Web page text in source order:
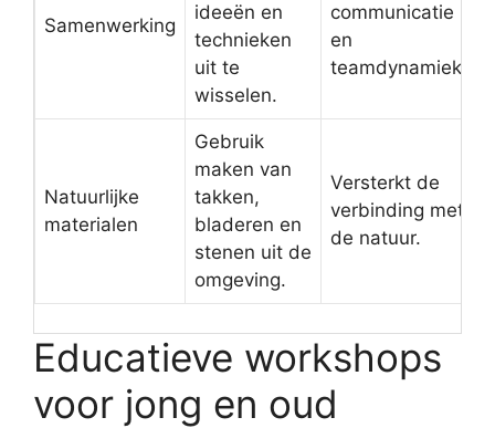
Samenwerking
ideeën en
technieken
uit te
wisselen.
communicatie
en
teamdynamiek.
Natuurlijke
materialen
Gebruik
maken van
takken,
bladeren en
stenen uit de
omgeving.
Versterkt de
verbinding met
de natuur.
Educatieve workshops
voor jong en oud